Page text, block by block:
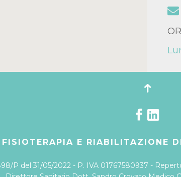
E RIABILITAZIONE
P del 31/05/2022 - P. IVA 01767580937 -